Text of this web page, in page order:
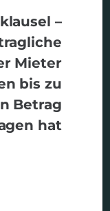
–
Mieter
bis zu
Betrag
hat